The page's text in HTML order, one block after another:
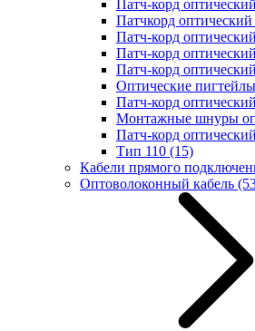
Патч-корд
Патчкорд
Патч-корд
Патч-корд
Патч-корд
Оптические пигтейлы
Патч-корд
Монтажные шнуры
Патч-корд
Тип 110 (15)
Кабели прямого
Оптоволоконный кабель